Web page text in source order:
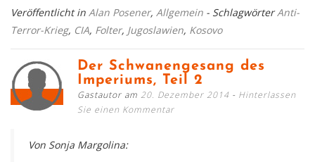
Veröffentlicht in Alan Posener, Allgemein - SchlagwörterAnti-
Terror-Krieg, CIA, Folter, Jugoslawien, Kosovo
Der Schwanengesang des
Imperiums, Teil 2
Gastautor am 20. Dezember 2014
Hinterlassen
Sie einen Kommentar
Von Sonja Margolina: